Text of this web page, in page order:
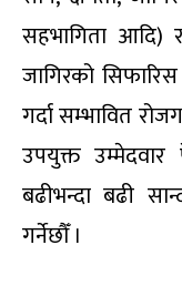
सहभागिता आदि)
जागिरको
गर्दा सम्भावित
उपयुक्त
बढीभन्दा बढी
गर्नेछौँ ।